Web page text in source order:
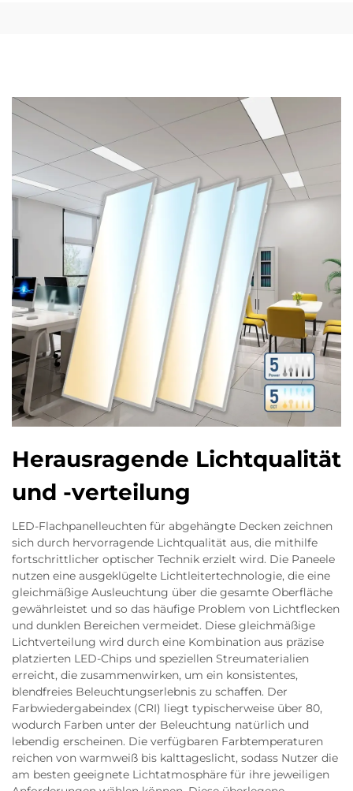
Herausragende Lichtqualität
und -verteilung
LED-Flachpanelleuchten für abgehängte Decken zeichnen
sich durch hervorragende Lichtqualität aus, die mithilfe
fortschrittlicher optischer Technik erzielt wird. Die Paneele
nutzen eine ausgeklügelte Lichtleitertechnologie, die eine
gleichmäßige Ausleuchtung über die gesamte Oberfläche
gewährleistet und so das häufige Problem von Lichtflecken
und dunklen Bereichen vermeidet. Diese gleichmäßige
Lichtverteilung wird durch eine Kombination aus präzise
platzierten LED-Chips und speziellen Streumaterialien
erreicht, die zusammenwirken, um ein konsistentes,
blendfreies Beleuchtungserlebnis zu schaffen. Der
Farbwiedergabeindex (CRI) liegt typischerweise über 80,
wodurch Farben unter der Beleuchtung natürlich und
lebendig erscheinen. Die verfügbaren Farbtemperaturen
reichen von warmweiß bis kalttageslicht, sodass Nutzer die
am besten geeignete Lichtatmosphäre für ihre jeweiligen